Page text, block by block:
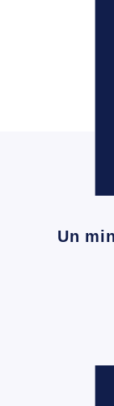
Un